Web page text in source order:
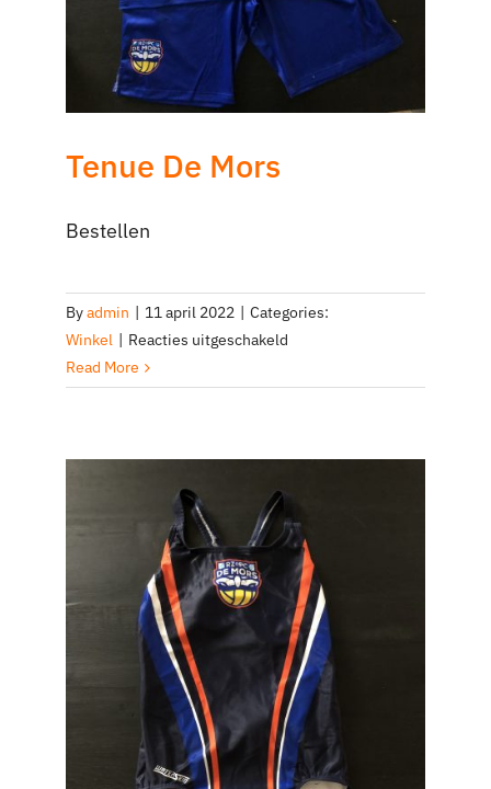
Tenue De Mors
Bestellen
Byadmin | 11 april 2022 | Categories:
Winkel | Reacties uitgeschakeldvoor
De
Read More